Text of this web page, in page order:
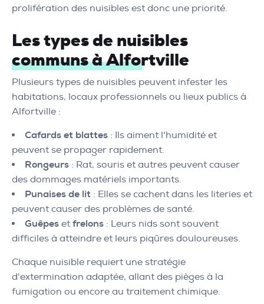
prolifération des nuisibles est donc une priorité.
Les types de nuisibles
communs à Alfortville
Plusieurs types de nuisibles peuvent infester les
habitations, locaux professionnels ou lieux publics à
Alfortville :
Cafards et blattes : Ils aiment l'humidité et
peuvent se propager rapidement.
Rongeurs : Rat, souris et autres peuvent causer
des dommages matériels importants.
Punaises de lit : Elles se cachent dans les literies et
peuvent causer des problèmes de santé.
Guêpes et frelons : Leurs nids sont souvent
difficiles à atteindre et leurs piqûres douloureuses.
Chaque nuisible requiert une stratégie
d'extermination adaptée, allant des pièges à la
fumigation ou encore au traitement chimique.